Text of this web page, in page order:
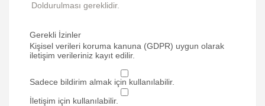
Doldurulması gereklidir.
Gerekli İzinler
Kişisel verileri koruma kanuna (GDPR) uygun olarak
iletişim verileriniz kayıt edilir.
Sadece bildirim almak için kullanılabilir.
İletişim için kullanılabilir.